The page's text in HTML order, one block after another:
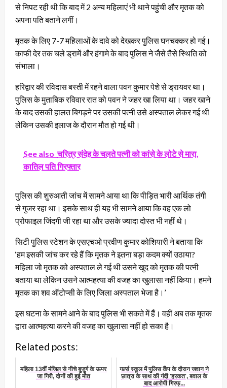
से निपट रही थी कि बाद में 2 अन्य महिलाएं भी थाने पहुंची और मृतक को
अपना पति बताने लगीं।
मृतक के लिए 7-7 महिलाओं के दावे को देखकर पुलिस घनचक्कर हो गई।
काफी देर तक चले ड्रामें और हंगामे के बाद पुलिस ने जैसे तैसे स्थिति को
संभाला।
हरिद्वार की रविदास बस्ती में रहने वाला पवन कुमार पेशे से ड्रायवर था।
पुलिस के मुताबिक रविवार रात को पवन ने जहर खा लिया था। जहर खाने
के बाद उसकी हालत बिगड़ने पर उसकी पत्नी उसे अस्पताल लेकर गई थी
लेकिन उसकी इलाज के दौरान मौत हो गई थी।
See also चरित्र संदेह के चलते पत्नी को कांसे के लोटे से मारा,
कातिल पति गिरफ्तार
पुलिस की शुरुआती जांच में सामने आया था कि पीड़ित भारी आर्थिक तंगी
से गुजर रहा था। इसके साथ ही यह भी सामने आया कि वह एक लो
प्रोफाइल जिंदगी जी रहा था और उसके ज्यादा दोस्त भी नहीं थे।
सिटी पुलिस स्टेशन के एसएचओ प्रवीण कुमार कोशियारी ने बताया कि
‘हम इसकी जांच कर रहे हैं कि मृतक ने इतना बड़ा कदम क्यों उठाया?
महिला जो मृतक को अस्पताल ले गई थी उसने खुद को मृतक की पत्नी
बताया था लेकिन उसने आत्महत्या की वजह का खुलासा नहीं किया। हमने
मृतक का शव ऑटोप्सी के लिए जिला अस्पताल भेजा है।’
इस घटना के सामने आने के बाद पुलिस भी सकते में हैं। वहीं अब तक मृतक
द्वारा आत्महत्या करने की वजह का खुलासा नहीं हो सका है।
Related posts:
महिला 13वीं मंजिल से नीचे बुजुर्ग के ऊपर
जा गिरी, दोनों की हुई मौत
गर्ल्‍स स्‍कूल में पुलिस कैंप के दौरान जवान ने
छात्रा के साथ की गंदी 'हरकत', बवाल के
बाद आरोपी गिरफ्...